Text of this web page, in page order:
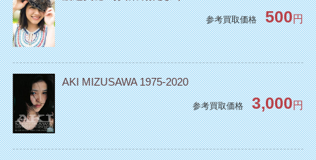
参考買取価格 500円
AKI MIZUSAWA 1975-2020
参考買取価格 3,000円